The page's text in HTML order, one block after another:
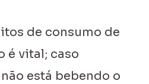
de consumo de
é vital; caso
está bebendo o